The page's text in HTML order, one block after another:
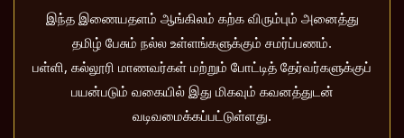
இந்த இணையதளம் ஆங்கிலம் கற்க விரும்பும் அனைத்து
தமிழ் பேசும் நல்ல உள்ளங்களுக்கும் சமர்ப்பணம்.
பள்ளி, கல்லூரி மாணவர்கள் மற்றும் போட்டித் தேர்வர்களுக்குப்
பயன்படும் வகையில் இது மிகவும் கவனத்துடன்
வடிவமைக்கப்பட்டுள்ளது.